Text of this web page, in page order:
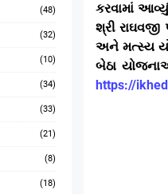
(48)
(32)
(10)
(34)
(33)
(21)
(8)
(18)
કરવામાં
શ્રી
અને મત્સ્ય
બેઠા
https://